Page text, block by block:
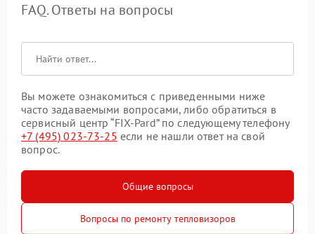
FAQ. Ответы на вопросы
Вы можете ознакомиться с приведенными ниже
часто задаваемыми вопросами, либо обратиться в
сервисный центр “FIX-Pard” по следующему телефону
+7 (495) 023-73-25 если не нашли ответ на свой
вопрос.
Общие вопросы
Вопросы по ремонту тепловизоров